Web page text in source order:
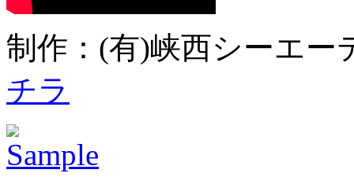
制作：(有)峡西シーエ
チラ